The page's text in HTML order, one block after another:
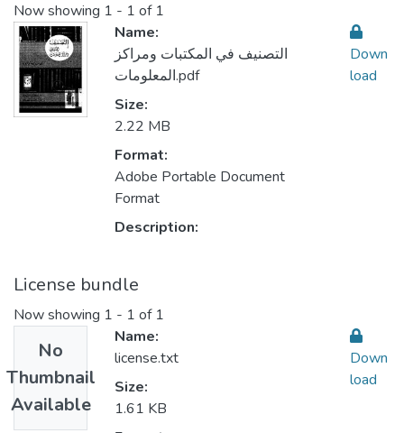
Now showing 1 - 1 of 1
Name:
التصنيف في المكتبات ومراكز
المعلومات.pdf
Size:
2.22 MB
Format:
Adobe Portable Document
Format
Description:
Down
load
License bundle
Now showing 1 - 1 of 1
No
Thumbnail
Available
Name:
license.txt
Size:
1.61 KB
Down
load